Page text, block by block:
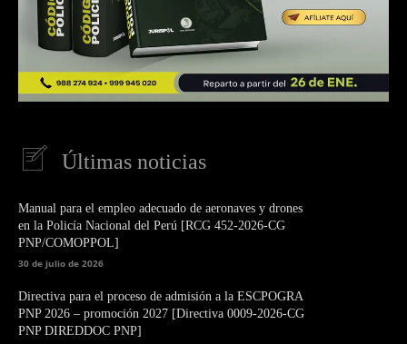
Últimas noticias
Manual para el empleo adecuado de aeronaves y drones
en la Policía Nacional del Perú [RCG 452-2026-CG
PNP/COMOPPOL]
30 de julio de 2026
Directiva para el proceso de admisión a la ESCPOGRA
PNP 2026 – promoción 2027 [Directiva 0009-2026-CG
PNP DIREDDOC PNP]